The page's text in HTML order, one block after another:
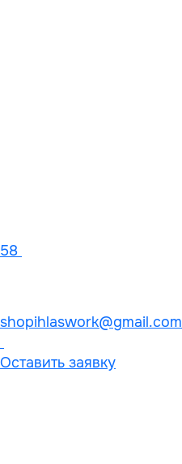
58
shopihlaswork@gmail.com
Оставить заявку